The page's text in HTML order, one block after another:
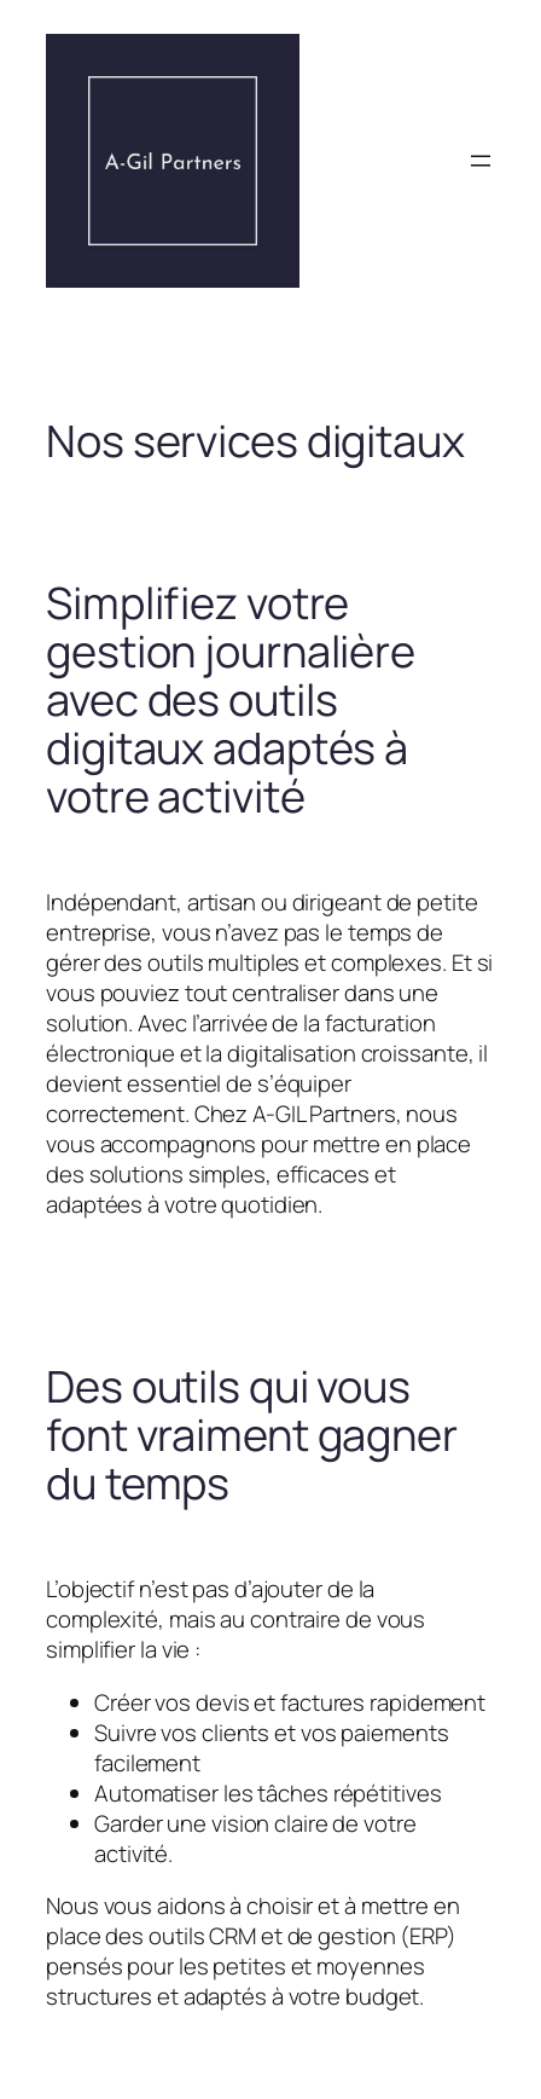
contenu
Nos services digitaux
Simplifiez votre
gestion journalière
avec des outils
digitaux adaptés à
votre activité
Indépendant, artisan ou dirigeant de petite
entreprise, vous n’avez pas le temps de
gérer des outils multiples et complexes. Et si
vous pouviez tout centraliser dans une
solution. Avec l’arrivée de la facturation
électronique et la digitalisation croissante, il
devient essentiel de s’équiper
correctement. Chez A-GIL Partners, nous
vous accompagnons pour mettre en place
des solutions simples, efficaces et
adaptées à votre quotidien.
Des outils qui vous
font vraiment gagner
du temps
L’objectif n’est pas d’ajouter de la
complexité, mais au contraire de vous
simplifier la vie :
Créer vos devis et factures rapidement
Suivre vos clients et vos paiements
facilement
Automatiser les tâches répétitives
Garder une vision claire de votre
activité.
Nous vous aidons à choisir et à mettre en
place des outils CRM et de gestion (ERP)
pensés pour les petites et moyennes
structures et adaptés à votre budget.